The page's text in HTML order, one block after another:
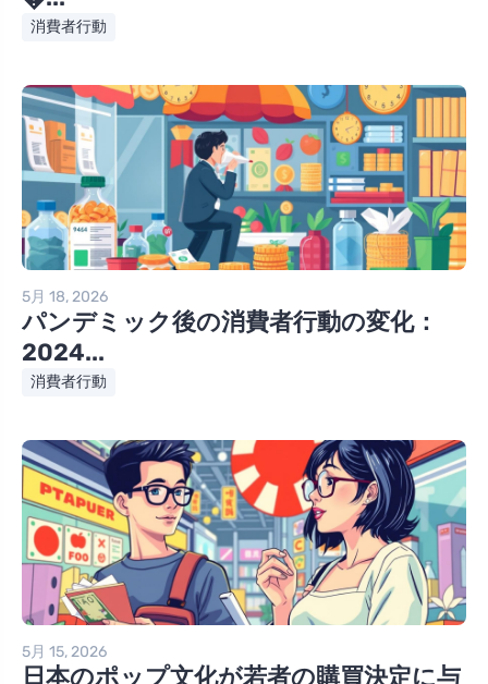
消費者行動
5月 18, 2026
パンデミック後の消費者行動の変化：
2024...
消費者行動
5月 15, 2026
日本のポップ文化が若者の購買決定に与